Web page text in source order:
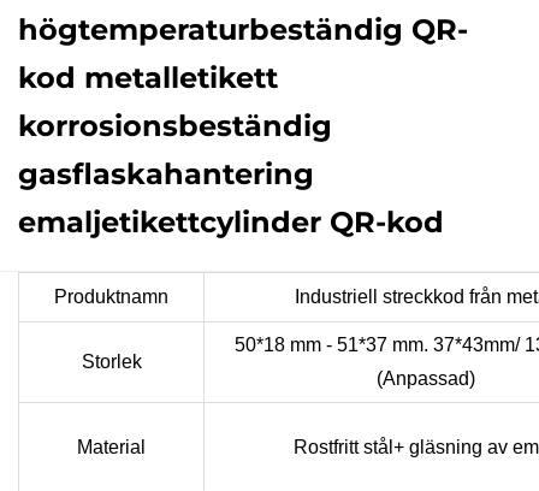
högtemperaturbeständig QR-
kod metalletikett
korrosionsbeständig
gasflaskahantering
emaljetikettcylinder QR-kod
Produktnamn Industriell streckkod från
Storlek
50*18 mm - 51*37 mm. 37*43mm/
(Anpassad)
Material Rostfritt stål+ gläsning av